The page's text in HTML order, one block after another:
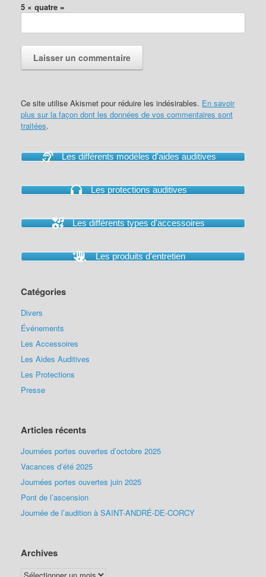
5 × quatre =
Ce site utilise Akismet pour réduire les indésirables. En savoir
plus sur la façon dont les données de vos commentaires sont
traitées.
Les différents modèles d'aides auditives
Les protections auditives
Les différents types d'accessoires
Les produits d'entretien
Catégories
Divers
Événements
Les Accessoires
Les Aides Auditives
Les Protections
Presse
Articles récents
Journées portes ouvertes d’octobre 2025
Vacances d’été 2025
Journées portes ouvertes juin 2025
Pont de l’ascension
Journée de l’audition à SAINT-ANDRÉ-DE-CORCY
Archives
Archives